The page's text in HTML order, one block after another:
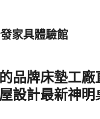
家具體驗館
品牌床墊工廠
設計最新神明